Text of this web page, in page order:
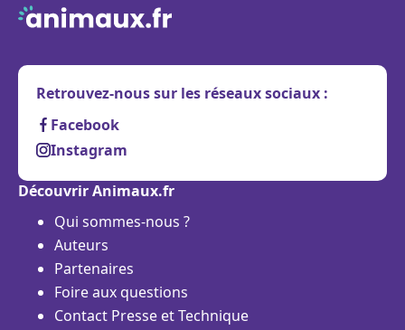
Retrouvez-nous sur les réseaux sociaux :
Facebook
Instagram
Découvrir Animaux.fr
Qui sommes-nous ?
Auteurs
Partenaires
Foire aux questions
Contact Presse et Technique